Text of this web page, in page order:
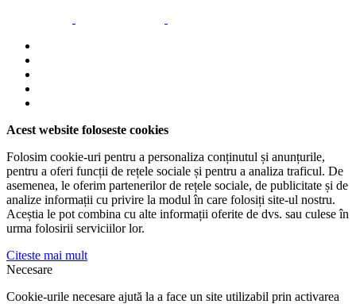
Acest website foloseste cookies
Folosim cookie-uri pentru a personaliza conținutul și anunțurile,
pentru a oferi funcții de rețele sociale și pentru a analiza traficul. De
asemenea, le oferim partenerilor de rețele sociale, de publicitate și de
analize informații cu privire la modul în care folosiți site-ul nostru.
Aceștia le pot combina cu alte informații oferite de dvs. sau culese în
urma folosirii serviciilor lor.
Citeste mai mult
Necesare
Cookie-urile necesare ajută la a face un site utilizabil prin activarea